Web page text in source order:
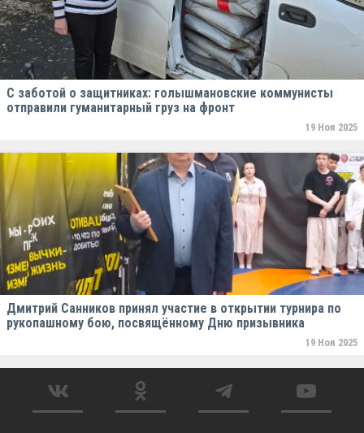
С заботой о защитниках: голышмановские коммунисты
отправили гуманитарный груз на фронт
19 Ноя 2025
Дмитрий Санников принял участие в открытии турнира по
рукопашному бою, посвящённому Дню призывника
19 Ноя 2025